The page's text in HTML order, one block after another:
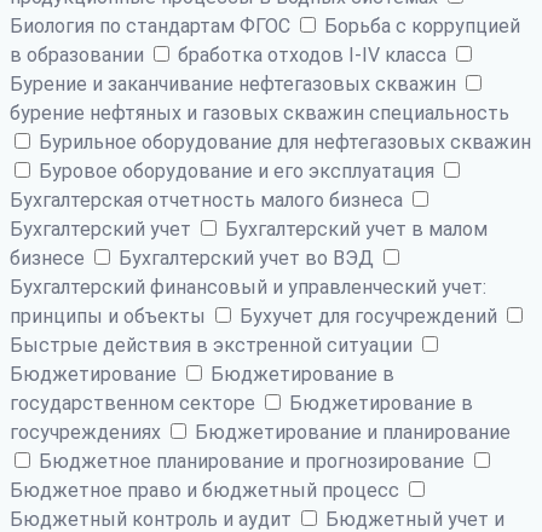
Биология по стандартам ФГОС
Борьба с коррупцией
в образовании
бработка отходов I-IV класса
Бурение и заканчивание нефтегазовых скважин
бурение нефтяных и газовых скважин специальность
Бурильное оборудование для нефтегазовых скважин
Буровое оборудование и его эксплуатация
Бухгалтерская отчетность малого бизнеса
Бухгалтерский учет
Бухгалтерский учет в малом
бизнесе
Бухгалтерский учет во ВЭД
Бухгалтерский финансовый и управленческий учет:
принципы и объекты
Бухучет для госучреждений
Быстрые действия в экстренной ситуации
Бюджетирование
Бюджетирование в
государственном секторе
Бюджетирование в
госучреждениях
Бюджетирование и планирование
Бюджетное планирование и прогнозирование
Бюджетное право и бюджетный процесс
Бюджетный контроль и аудит
Бюджетный учет и